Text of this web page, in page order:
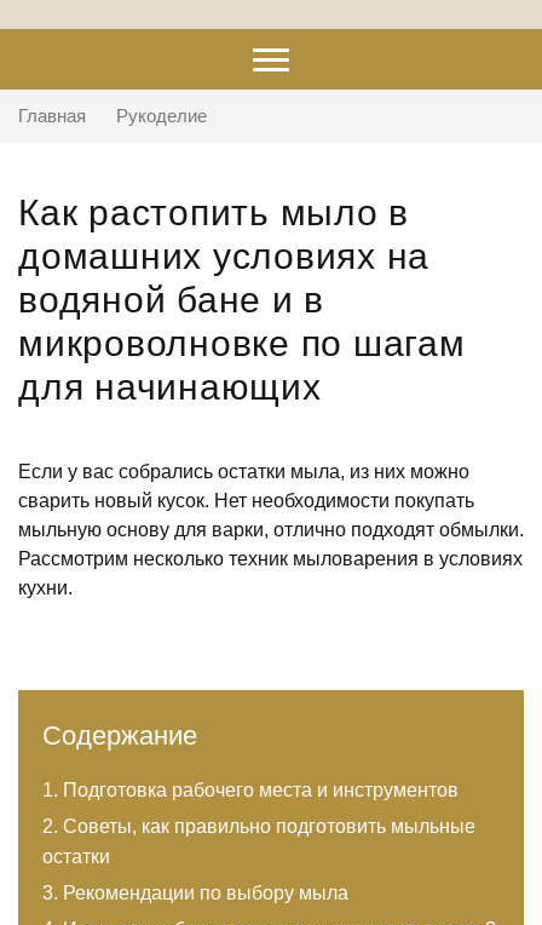
Главная Рукоделие
Как растопить мыло в
домашних условиях на
водяной бане и в
микроволновке по шагам
для начинающих
Если у вас собрались остатки мыла, из них можно
сварить новый кусок. Нет необходимости покупать
мыльную основу для варки, отлично подходят обмылки.
Рассмотрим несколько техник мыловарения в условиях
кухни.
Содержание
Подготовка рабочего места и инструментов
Советы, как правильно подготовить мыльные
остатки
Рекомендации по выбору мыла